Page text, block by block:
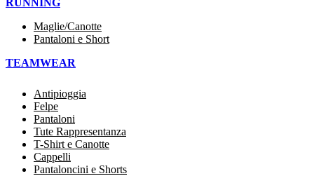
RUNNING
Maglie/Canotte
Pantaloni e Short
TEAMWEAR
Antipioggia
Felpe
Pantaloni
Tute Rappresentanza
T-Shirt e Canotte
Cappelli
Pantaloncini e Shorts